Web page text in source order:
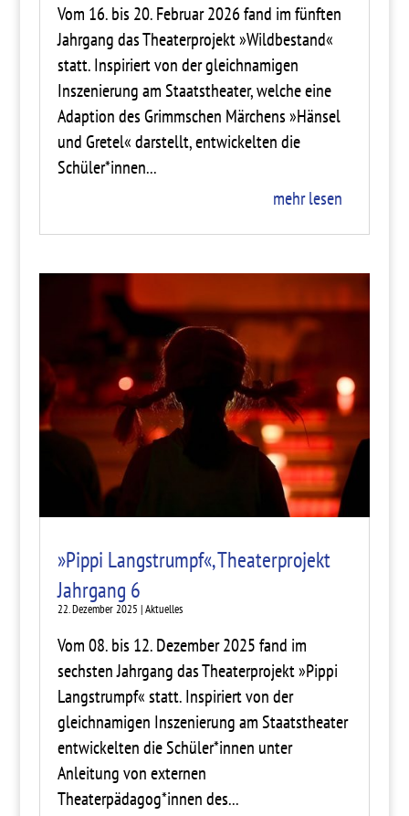
Vom 16. bis 20. Februar 2026 fand im fünften
Jahrgang das Theaterprojekt »Wildbestand«
statt. Inspiriert von der gleichnamigen
Inszenierung am Staatstheater, welche eine
Adaption des Grimmschen Märchens »Hänsel
und Gretel« darstellt, entwickelten die
Schüler*innen...
mehr lesen
»Pippi Langstrumpf«, Theaterprojekt
Jahrgang 6
22. Dezember 2025 |Aktuelles
Vom 08. bis 12. Dezember 2025 fand im
sechsten Jahrgang das Theaterprojekt »Pippi
Langstrumpf« statt. Inspiriert von der
gleichnamigen Inszenierung am Staatstheater
entwickelten die Schüler*innen unter
Anleitung von externen
Theaterpädagog*innen des...